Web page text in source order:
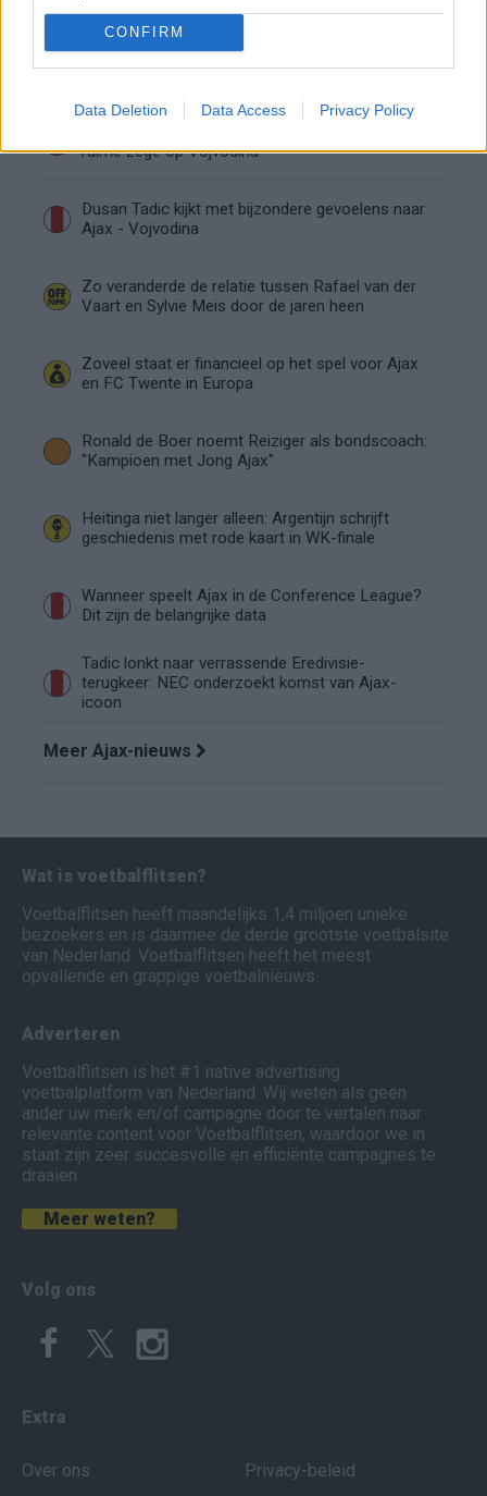
CONFIRM
Data Deletion Data Access Privacy Policy
Servische media vergelijken Ajax-talent Abdellah
Ouazane met Lionel Messi
ruime zege op Vojvodina
Dusan Tadic kijkt met bijzondere gevoelens naar
Ajax - Vojvodina
Zo veranderde de relatie tussen Rafael van der
Vaart en Sylvie Meis door de jaren heen
Zoveel staat er financieel op het spel voor Ajax
en FC Twente in Europa
Ronald de Boer noemt Reiziger als bondscoach:
"Kampioen met Jong Ajax"
Heitinga niet langer alleen: Argentijn schrijft
geschiedenis met rode kaart in WK-finale
Wanneer speelt Ajax in de Conference League?
Dit zijn de belangrijke data
Tadic lonkt naar verrassende Eredivisie-
terugkeer: NEC onderzoekt komst van Ajax-
icoon
Meer Ajax-nieuws
Wat is voetbalflitsen?
Voetbalflitsen heeft maandelijks 1,4 miljoen unieke
bezoekers en is daarmee de derde grootste voetbalsite
van Nederland. Voetbalflitsen heeft het meest
opvallende en grappige voetbalnieuws.
Adverteren
Voetbalflitsen is het #1 native advertising
voetbalplatform van Nederland. Wij weten als geen
ander uw merk en/of campagne door te vertalen naar
relevante content voor Voetbalflitsen, waardoor we in
staat zijn zeer succesvolle en efficiënte campagnes te
draaien.
Meer weten?
Volg ons
Extra
Over ons Privacy-beleid